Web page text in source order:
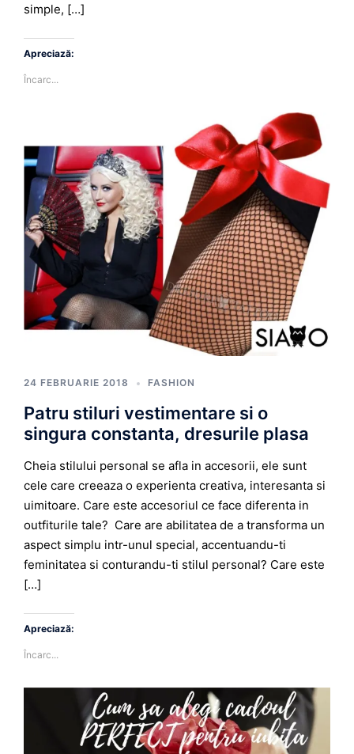
simple, […]
Apreciază:
Încarc...
24 FEBRUARIE 2018 FASHION
Patru stiluri vestimentare si o
singura constanta, dresurile plasa
Cheia stilului personal se afla in accesorii, ele sunt
cele care creeaza o experienta creativa, interesanta si
uimitoare. Care este accesoriul ce face diferenta in
outfiturile tale? Care are abilitatea de a transforma un
aspect simplu intr-unul special, accentuandu-ti
feminitatea si conturandu-ti stilul personal? Care este
[…]
Apreciază:
Încarc...